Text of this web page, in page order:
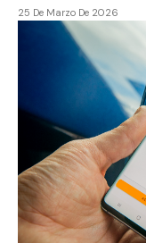
25 De Marzo De 2026